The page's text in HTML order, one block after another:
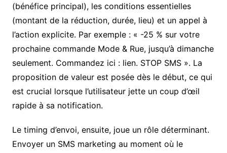
(bénéfice principal), les conditions essentielles
(montant de la réduction, durée, lieu) et un appel à
l’action explicite. Par exemple : « -25 % sur votre
prochaine commande Mode & Rue, jusqu’à dimanche
seulement. Commandez ici : lien. STOP SMS ». La
proposition de valeur est posée dès le début, ce qui
est crucial lorsque l’utilisateur jette un coup d’œil
rapide à sa notification.
Le timing d’envoi, ensuite, joue un rôle déterminant.
Envoyer un SMS marketing au moment où le